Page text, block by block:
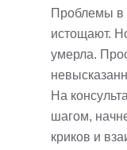
Проблемы в
истощают.
умерла.
На
шагом,
криков и